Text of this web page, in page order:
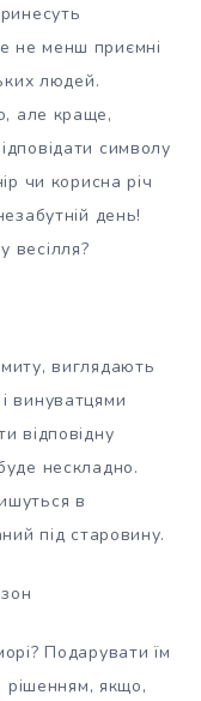
не менш приємні
людей.
але краще,
символу
чи корисна річ
день!
весілля?
виглядають
винуватцями
відповідну
нескладно.
в
під старовину.
Подарувати їм
рішенням, якщо,